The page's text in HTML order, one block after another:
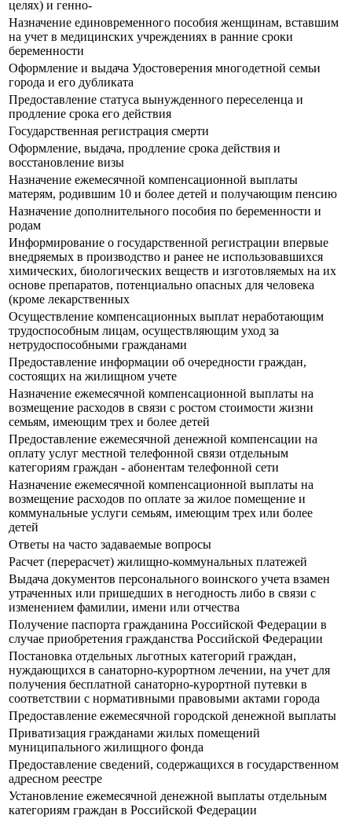
целях) и генно-
Назначение единовременного пособия женщинам, вставшим
на учет в медицинских учреждениях в ранние сроки
беременности
Оформление и выдача Удостоверения многодетной семьи
города и его дубликата
Предоставление статуса вынужденного переселенца и
продление срока его действия
Государственная регистрация смерти
Оформление, выдача, продление срока действия и
восстановление визы
Назначение ежемесячной компенсационной выплаты
матерям, родившим 10 и более детей и получающим пенсию
Назначение дополнительного пособия по беременности и
родам
Информирование о государственной регистрации впервые
внедряемых в производство и ранее не использовавшихся
химических, биологических веществ и изготовляемых на их
основе препаратов, потенциально опасных для человека
(кроме лекарственных
Осуществление компенсационных выплат неработающим
трудоспособным лицам, осуществляющим уход за
нетрудоспособными гражданами
Предоставление информации об очередности граждан,
состоящих на жилищном учете
Назначение ежемесячной компенсационной выплаты на
возмещение расходов в связи с ростом стоимости жизни
семьям, имеющим трех и более детей
Предоставление ежемесячной денежной компенсации на
оплату услуг местной телефонной связи отдельным
категориям граждан - абонентам телефонной сети
Назначение ежемесячной компенсационной выплаты на
возмещение расходов по оплате за жилое помещение и
коммунальные услуги семьям, имеющим трех или более
детей
Ответы на часто задаваемые вопросы
Расчет (перерасчет) жилищно-коммунальных платежей
Выдача документов персонального воинского учета взамен
утраченных или пришедших в негодность либо в связи с
изменением фамилии, имени или отчества
Получение паспорта гражданина Российской Федерации в
случае приобретения гражданства Российской Федерации
Постановка отдельных льготных категорий граждан,
нуждающихся в санаторно-курортном лечении, на учет для
получения бесплатной санаторно-курортной путевки в
соответствии с нормативными правовыми актами города
Предоставление ежемесячной городской денежной выплаты
Приватизация гражданами жилых помещений
муниципального жилищного фонда
Предоставление сведений, содержащихся в государственном
адресном реестре
Установление ежемесячной денежной выплаты отдельным
категориям граждан в Российской Федерации